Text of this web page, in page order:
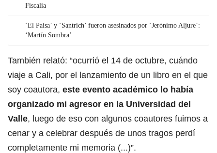
Fiscalía
‘El Paisa’ y ‘Santrich’ fueron asesinados por ‘Jerónimo Aljure’:
‘Martín Sombra’
También relató: “ocurrió el 14 de octubre, cuándo
viaje a Cali, por el lanzamiento de un libro en el que
soy coautora, este evento académico lo había
organizado mi agresor en la Universidad del
Valle, luego de eso con algunos coautores fuimos a
cenar y a celebrar después de unos tragos perdí
completamente mi memoria (...)”.